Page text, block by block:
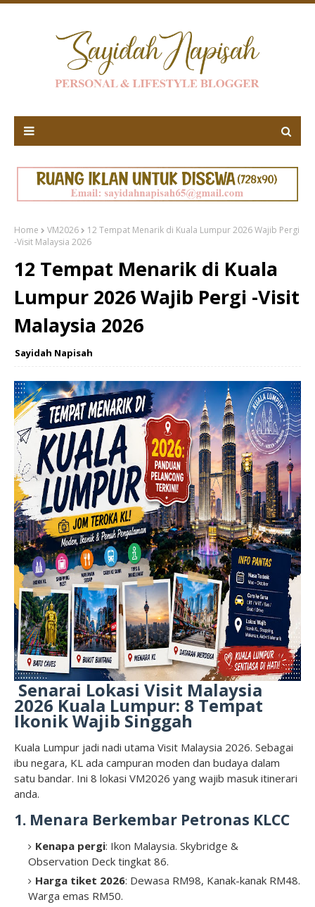
Home VM2026
12 Tempat Menarik di Kuala Lumpur 2026 Wajib Pergi
-Visit Malaysia 2026
12 Tempat Menarik di Kuala
Lumpur 2026 Wajib Pergi -Visit
Malaysia 2026
Sayidah Napisah
Senarai Lokasi Visit Malaysia
2026 Kuala Lumpur: 8 Tempat
Ikonik Wajib Singgah
Kuala Lumpur jadi nadi utama Visit Malaysia 2026. Sebagai
ibu negara, KL ada campuran moden dan budaya dalam
satu bandar. Ini 8 lokasi VM2026 yang wajib masuk itinerari
anda.
1. Menara Berkembar Petronas KLCC
Kenapa pergi: Ikon Malaysia. Skybridge &
Observation Deck tingkat 86.
Harga tiket 2026: Dewasa RM98, Kanak-kanak RM48.
Warga emas RM50.